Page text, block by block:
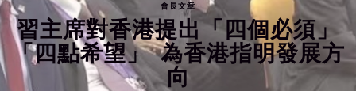
會長文章
習主席對香港提出「四個必須」
「四點希望」 為香港指明發展方
向